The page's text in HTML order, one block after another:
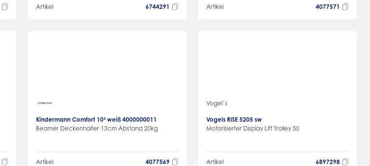
Artikel 6744291 Artikel 4077571
Kindermann Comfort 10² weiß 4000000011
Beamer Deckenhalter 13cm Abstand 20kg
Artikel 4077569
Vogel´s
Vogels RISE 5205 sw
Motorisierter Display Lift Trolley 50
Artikel 6897298